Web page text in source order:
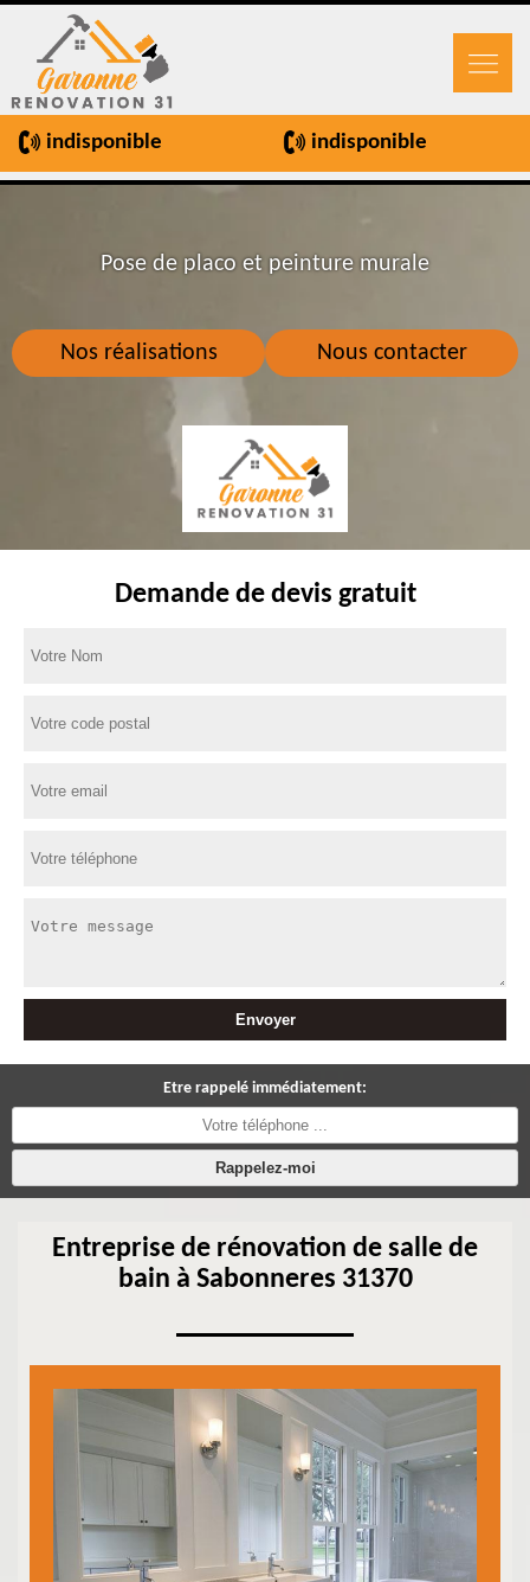
indisponible indisponible
Nos réalisations Nous contacter
Pose de placo et peinture murale
Demande de devis gratuit
Etre rappelé immédiatement:
Entreprise de rénovation de salle de
bain à Sabonneres 31370